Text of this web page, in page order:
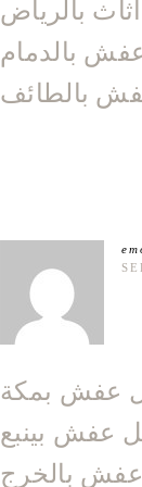
بالرياض
بالدمام
بالطائف
عفش بمكة
عفش بينبع
بالخرج